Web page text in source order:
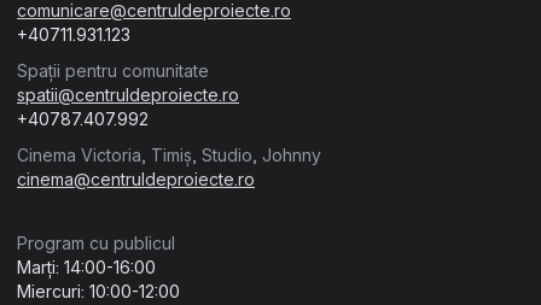
comunicare@centruldeproiecte.ro
+40711.931.123
Spații pentru comunitate
spatii@centruldeproiecte.ro
+40787.407.992
Cinema Victoria, Timiș, Studio, Johnny
cinema@centruldeproiecte.ro
Program cu publicul
Marți: 14:00-16:00
Miercuri: 10:00-12:00